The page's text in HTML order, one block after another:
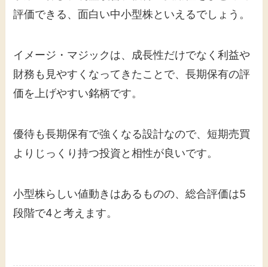
評価できる、面白い中小型株といえるでしょう。
イメージ・マジックは、成長性だけでなく利益や
財務も見やすくなってきたことで、長期保有の評
価を上げやすい銘柄です。
優待も長期保有で強くなる設計なので、短期売買
よりじっくり持つ投資と相性が良いです。
小型株らしい値動きはあるものの、総合評価は5
段階で4と考えます。